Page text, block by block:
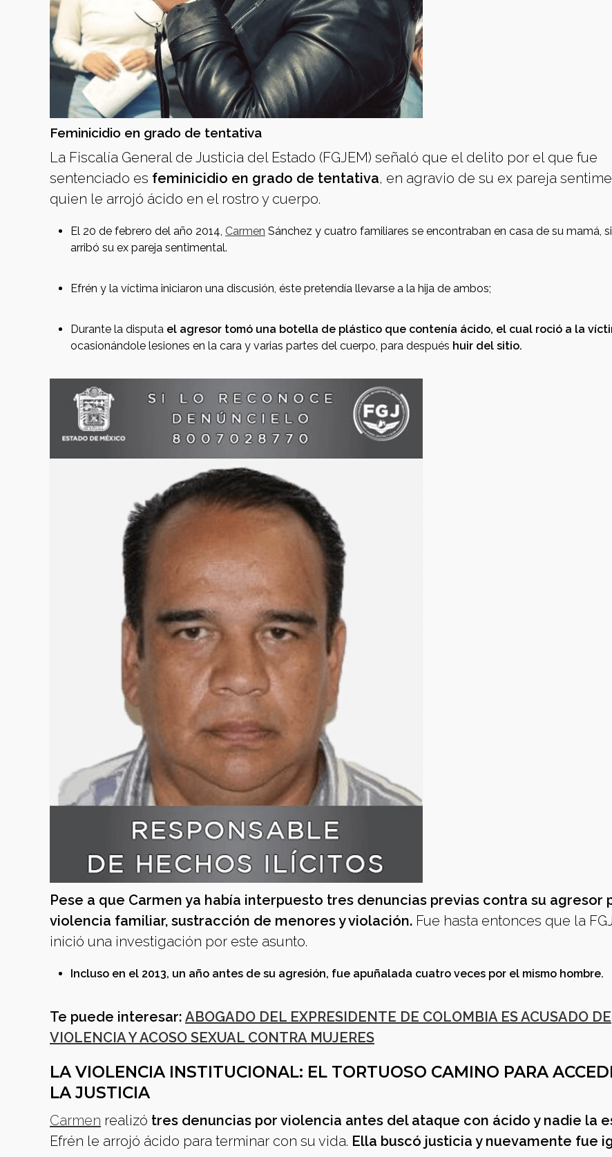
Feminicidio en grado de tentativa
La Fiscalía General de Justicia del Estado (FGJEM) señaló que el delito por el que fue
sentenciado es feminicidio en grado de tentativa, en agravio de su ex pareja
quien le arrojó ácido en el rostro y cuerpo.
El 20 de febrero del año 2014, Carmen Sánchez y cuatro familiares se encontraban en casa de su mamá,
arribó su ex pareja sentimental.
Efrén y la víctima iniciaron una discusión, éste pretendía llevarse a la hija de ambos;
Durante la disputa el agresor tomó una botella de plástico que contenía ácido, el cual roció a la
ocasionándole lesiones en la cara y varias partes del cuerpo, para después huir del sitio.
Pese a que Carmen ya había interpuesto tres denuncias previas contra su agresor
violencia familiar, sustracción de menores y violación. Fue hasta entonces que la
inició una investigación por este asunto.
Incluso en el 2013, un año antes de su agresión, fue apuñalada cuatro veces por el mismo hombre.
Te puede interesar: ABOGADO DEL EXPRESIDENTE DE COLOMBIA ES ACUSADO DE
VIOLENCIA Y ACOSO SEXUAL CONTRA MUJERES
LA VIOLENCIA INSTITUCIONAL: EL TORTUOSO CAMINO PARA
LA JUSTICIA
Carmen realizó tres denuncias por violencia antes del ataque con ácido y nadie la
Efrén le arrojó ácido para terminar con su vida. Ella buscó justicia y nuevamente fue